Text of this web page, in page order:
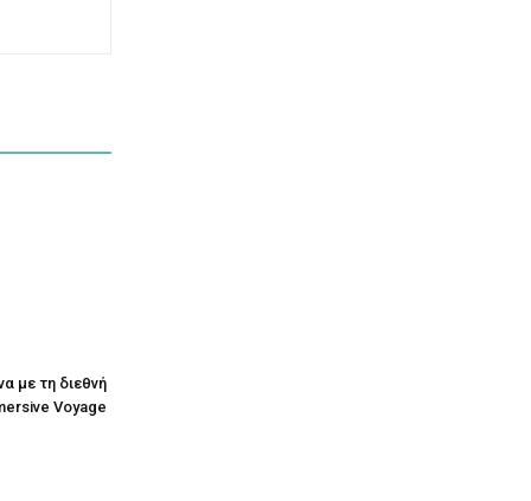
με τη διεθνή
Voyage